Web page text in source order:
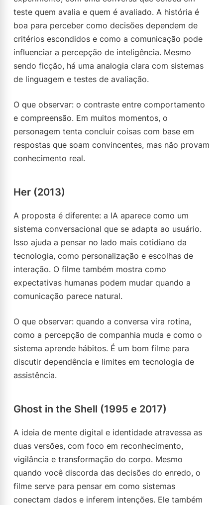
teste quem avalia e quem é avaliado. A história é
boa para perceber como decisões dependem de
critérios escondidos e como a comunicação pode
influenciar a percepção de inteligência. Mesmo
sendo ficção, há uma analogia clara com sistemas
de linguagem e testes de avaliação.
O que observar: o contraste entre comportamento
e compreensão. Em muitos momentos, o
personagem tenta concluir coisas com base em
respostas que soam convincentes, mas não provam
conhecimento real.
Her (2013)
A proposta é diferente: a IA aparece como um
sistema conversacional que se adapta ao usuário.
Isso ajuda a pensar no lado mais cotidiano da
tecnologia, como personalização e escolhas de
interação. O filme também mostra como
expectativas humanas podem mudar quando a
comunicação parece natural.
O que observar: quando a conversa vira rotina,
como a percepção de companhia muda e como o
sistema aprende hábitos. É um bom filme para
discutir dependência e limites em tecnologia de
assistência.
Ghost in the Shell (1995 e 2017)
A ideia de mente digital e identidade atravessa as
duas versões, com foco em reconhecimento,
vigilância e transformação do corpo. Mesmo
quando você discorda das decisões do enredo, o
filme serve para pensar em como sistemas
conectam dados e inferem intenções. Ele também